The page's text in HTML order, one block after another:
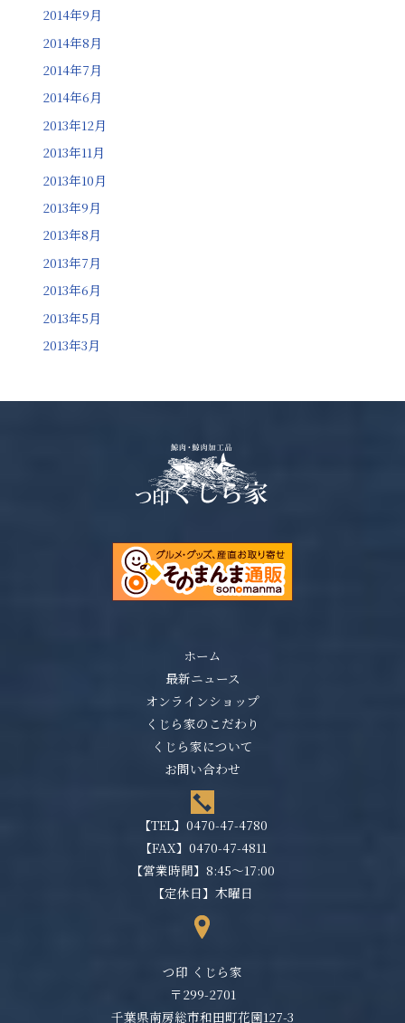
2014年9月
2014年8月
2014年7月
2014年6月
2013年12月
2013年11月
2013年10月
2013年9月
2013年8月
2013年7月
2013年6月
2013年5月
2013年3月
ホーム
最新ニュース
オンラインショップ
くじら家のこだわり
くじら家について
お問い合わせ
【TEL】 0470-47-4780
【FAX】0470-47-4811
【営業時間】8:45～17:00
【定休日】木曜日
つ印 くじら家
〒299-2701
千葉県南房総市和田町花園127-3